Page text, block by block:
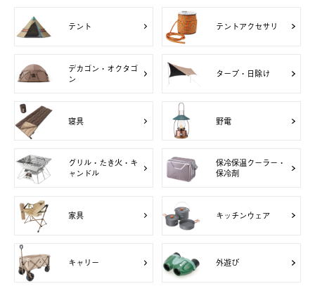
テント テントアクセサリ
デカゴン・オクタゴ
ン
タープ・日除け
寝具 野電
グリル・たき火・キ
ャンドル
保冷保温クーラー・
保冷剤
家具 キッチンウェア
キャリー 外遊び